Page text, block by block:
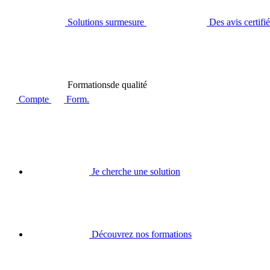
Solutions surmesure Des avis
Formationsde qualité
Compte
Form.
Je cherche une solution
Découvrez nos formations